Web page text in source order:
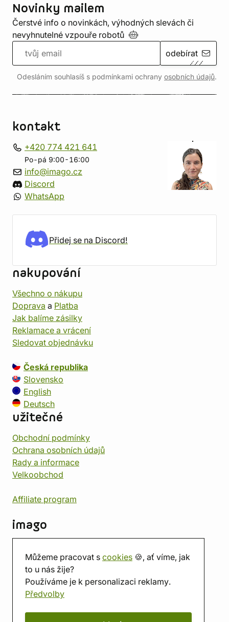
Můžeme pracovat s cookies 🍪, ať víme, jak
to u nás žije?
Používáme je k personalizaci reklamy.
Předvolby
Novinky mailem
Čerstvé info o novinkách, výhodných slevách či
nevyhnutelné vzpouře robotů
odebírat
Odesláním souhlasíš s podmínkami ochrany osobních údajů.
kontakt
+420 774 421 641
Po-pá 9:00-16:00
info@imago.cz
Discord
WhatsApp
Přidej se na Discord!
nakupování
Všechno o nákupu
Doprava a Platba
Jak balíme zásilky
Reklamace a vrácení
Sledovat objednávku
Česká republika
Slovensko
English
Deutsch
užitečné
Obchodní podmínky
Ochrana osobních údajů
Rady a informace
Velkoobchod
Affiliate program
imago
Prodejna
Herna
O nás
Hodnocení obchodu